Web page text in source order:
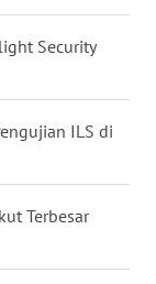
Security
ILS di
Terbesar